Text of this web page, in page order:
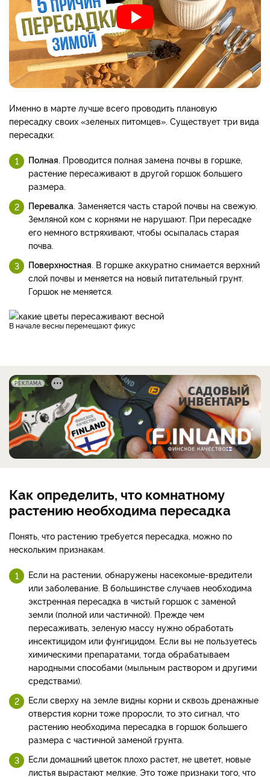
Именно в марте лучше всего проводить плановую
пересадку своих «зеленых питомцев». Существует три вида
пересадки:
Полная . Проводится полная замена почвы в горшке,
растение пересаживают в другой горшок большего
размера.
Перевалка . Заменяется часть старой почвы на свежую.
Земляной ком с корнями не нарушают. При пересадке
его немного встряхивают, чтобы осыпалась старая
почва.
Поверхностная . В горшке аккуратно снимается верхний
слой почвы и меняется на новый питательный грунт.
Горшок не меняется.
В начале весны перемещают фикус
РЕКЛАМА
Как определить, что комнатному
растению необходима пересадка
Понять, что растению требуется пересадка, можно по
нескольким признакам.
Если на растении, обнаружены насекомые-вредители
или заболевание. В большинстве случаев необходима
экстренная пересадка в чистый горшок с заменой
земли (полной или частичной). Прежде чем
пересаживать, зеленую массу нужно обработать
инсектицидом или фунгицидом. Если вы не пользуетесь
химическими препаратами, тогда обрабатываем
народными способами (мыльным раствором и другими
средствами).
Если сверху на земле видны корни и сквозь дренажные
отверстия корни тоже проросли, то это сигнал, что
растению необходима пересадка в горшок большего
размера с частичной заменой грунта.
Если домашний цветок плохо растет, не цветет, новые
листья вырастают мелкие. Это тоже признаки того, что